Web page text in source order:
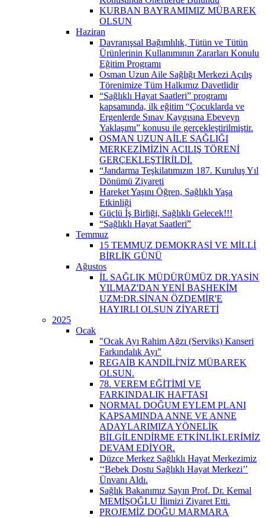
KURBAN BAYRAMIMIZ MÜBAREK
OLSUN
Haziran
Davranışsal Bağımlılık, Tütün ve Tütün
Ürünlerinin Kullanımının Zararları Konulu
Eğitim Programı
Osman Uzun Aile Sağlığı Merkezi Açılış
Törenimize Tüm Halkımız Davetlidir
“Sağlıklı Hayat Saatleri” programı
kapsamında, ilk eğitim “Çocuklarda ve
Ergenlerde Sınav Kaygısına Ebeveyn
Yaklaşımı” konusu ile gerçekleştirilmiştir.
OSMAN UZUN AİLE SAĞLIĞI
MERKEZİMİZİN AÇILIŞ TÖRENİ
GERÇEKLEŞTİRİLDİ.
“Jandarma Teşkilatımızın 187. Kuruluş Yıl
Dönümü Ziyareti
Hareket Yaşını Öğren, Sağlıklı Yaşa
Etkinliği
Güçlü İş Birliği, Sağlıklı Gelecek!!!
“Sağlıklı Hayat Saatleri”
Temmuz
15 TEMMUZ DEMOKRASİ VE MİLLİ
BİRLİK GÜNÜ
Ağustos
İL SAĞLIK MÜDÜRÜMÜZ DR.YASİN
YILMAZ'DAN YENİ BAŞHEKİM
UZM:DR.SİNAN ÖZDEMİR'E
HAYIRLI OLSUN ZİYARETİ
2025
Ocak
"Ocak Ayı Rahim Ağzı (Serviks) Kanseri
Farkındalık Ayı"
REGAİB KANDİLİ'NİZ MÜBAREK
OLSUN.
78. VEREM EĞİTİMİ VE
FARKINDALIK HAFTASI
NORMAL DOĞUM EYLEM PLANI
KAPSAMINDA ANNE VE ANNE
ADAYLARIMIZA YÖNELİK
BİLGİLENDİRME ETKİNLİKLERİMİZ
DEVAM EDİYOR.
Düzce Merkez Sağlıklı Hayat Merkezimiz
‘‘Bebek Dostu Sağlıklı Hayat Merkezi’’
Ünvanı Aldı.
Sağlık Bakanımız Sayın Prof. Dr. Kemal
MEMİŞOĞLU İlimizi Ziyaret Etti.
PROJEMİZ DOĞU MARMARA